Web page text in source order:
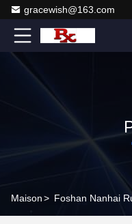
gracewish@163.com
Maison> Foshan Nanhai